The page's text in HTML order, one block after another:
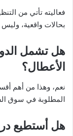
فعاليته تأتي من
بحالات واقعية،
هل تشمل
الأعطال؟
نعم، وهذا من أهم
المطلوبة في سوق
هل أستطيع